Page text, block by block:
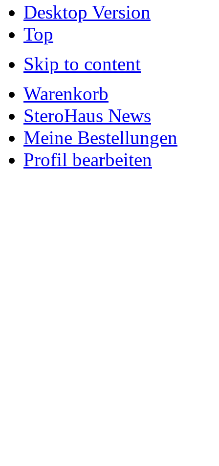
Desktop Version
Top
Skip to content
Warenkorb
SteroHaus News
Meine Bestellungen
Profil bearbeiten